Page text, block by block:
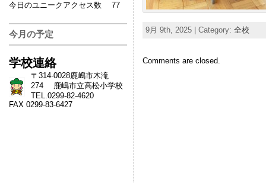
今日のユニークアクセス数 77
今月の予定
学校連絡
〒314-0028鹿嶋市木滝
274 鹿嶋市立高松小学校
TEL.0299-82-4620
FAX 0299-83-6427
9月 9th, 2025 | Category: 全校
Comments are closed.